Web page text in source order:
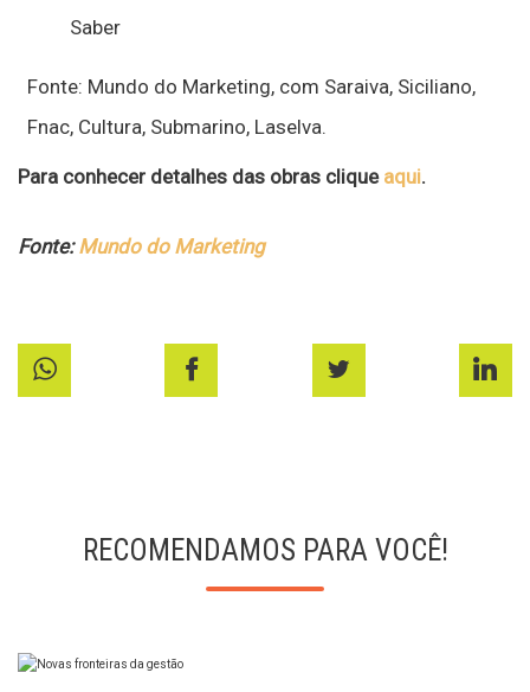
Saber
Fonte: Mundo do Marketing, com Saraiva, Siciliano,
Fnac, Cultura, Submarino, Laselva.
Para conhecer detalhes das obras clique aqui.
Fonte:Mundo do Marketing
RECOMENDAMOS PARA VOCÊ!